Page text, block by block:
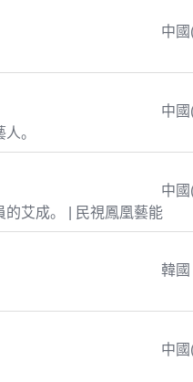
中
中
。
中國
的艾成。 | 民視鳳凰藝能
韓
中